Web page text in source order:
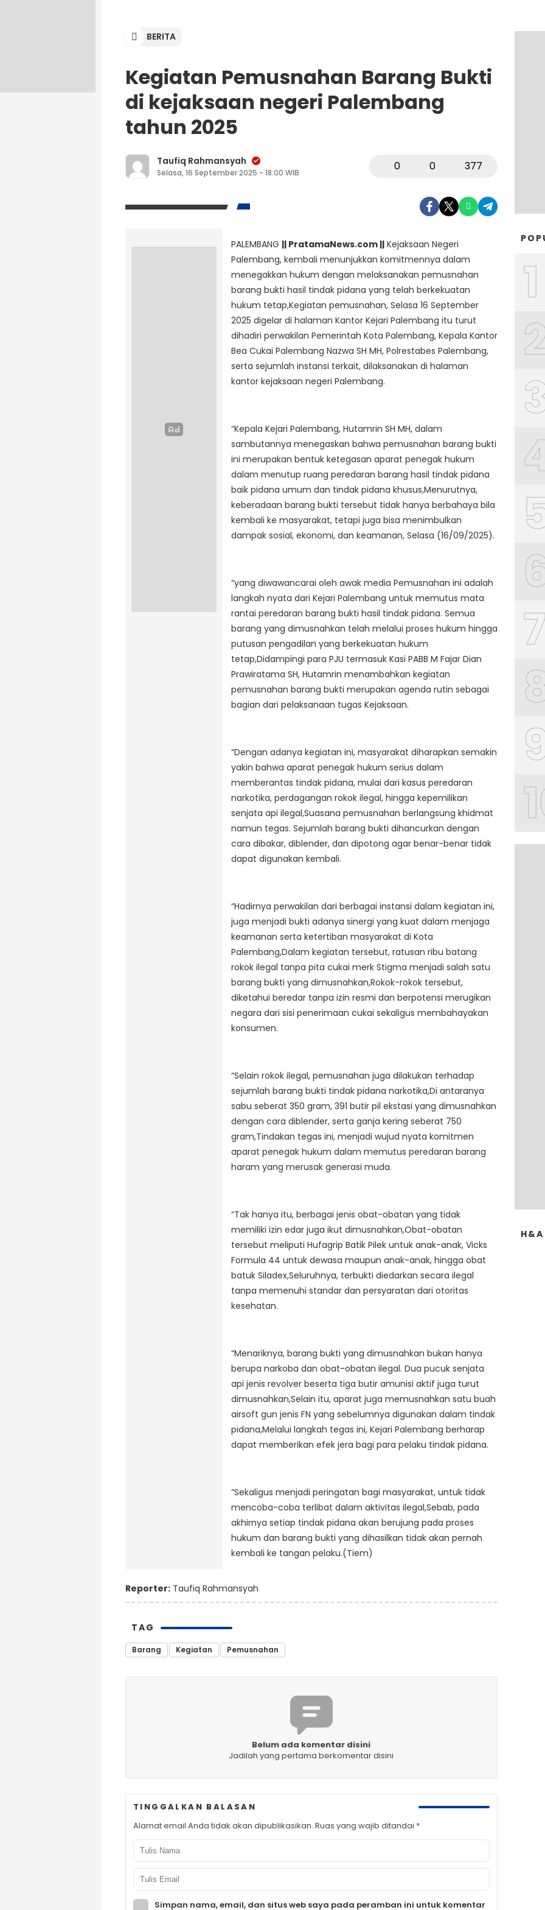
BERITA
Kegiatan Pemusnahan Barang Bukti
di kejaksaan negeri Palembang
tahun 2025
Taufiq Rahmansyah
Selasa, 16 September 2025 - 18:00 WIB 0 0 377
PALEMBANG || PratamaNews.com || Kejaksaan Negeri
Palembang, kembali menunjukkan komitmennya dalam
menegakkan hukum dengan melaksanakan pemusnahan
barang bukti hasil tindak pidana yang telah berkekuatan
hukum tetap,Kegiatan pemusnahan, Selasa 16 September
2025 digelar di halaman Kantor Kejari Palembang itu turut
dihadiri perwakilan Pemerintah Kota Palembang, Kepala Kantor
Bea Cukai Palembang Nazwa SH MH, Polrestabes Palembang,
serta sejumlah instansi terkait, dilaksanakan di halaman
kantor kejaksaan negeri Palembang.
“Kepala Kejari Palembang, Hutamrin SH MH, dalam
sambutannya menegaskan bahwa pemusnahan barang bukti
ini merupakan bentuk ketegasan aparat penegak hukum
dalam menutup ruang peredaran barang hasil tindak pidana
baik pidana umum dan tindak pidana khusus,Menurutnya,
keberadaan barang bukti tersebut tidak hanya berbahaya bila
kembali ke masyarakat, tetapi juga bisa menimbulkan
dampak sosial, ekonomi, dan keamanan, Selasa (16/09/2025).
“yang diwawancarai oleh awak media Pemusnahan ini adalah
langkah nyata dari Kejari Palembang untuk memutus mata
rantai peredaran barang bukti hasil tindak pidana. Semua
barang yang dimusnahkan telah melalui proses hukum hingga
putusan pengadilan yang berkekuatan hukum
tetap,Didampingi para PJU termasuk Kasi PABB M Fajar Dian
Prawiratama SH, Hutamrin menambahkan kegiatan
pemusnahan barang bukti merupakan agenda rutin sebagai
bagian dari pelaksanaan tugas Kejaksaan.
“Dengan adanya kegiatan ini, masyarakat diharapkan semakin
yakin bahwa aparat penegak hukum serius dalam
memberantas tindak pidana, mulai dari kasus peredaran
narkotika, perdagangan rokok ilegal, hingga kepemilikan
senjata api ilegal,Suasana pemusnahan berlangsung khidmat
namun tegas. Sejumlah barang bukti dihancurkan dengan
cara dibakar, diblender, dan dipotong agar benar-benar tidak
dapat digunakan kembali.
“Hadirnya perwakilan dari berbagai instansi dalam kegiatan ini,
juga menjadi bukti adanya sinergi yang kuat dalam menjaga
keamanan serta ketertiban masyarakat di Kota
Palembang,Dalam kegiatan tersebut, ratusan ribu batang
rokok ilegal tanpa pita cukai merk Stigma menjadi salah satu
barang bukti yang dimusnahkan,Rokok-rokok tersebut,
diketahui beredar tanpa izin resmi dan berpotensi merugikan
negara dari sisi penerimaan cukai sekaligus membahayakan
konsumen.
“Selain rokok ilegal, pemusnahan juga dilakukan terhadap
sejumlah barang bukti tindak pidana narkotika,Di antaranya
sabu seberat 350 gram, 391 butir pil ekstasi yang dimusnahkan
dengan cara diblender, serta ganja kering seberat 750
gram,Tindakan tegas ini, menjadi wujud nyata komitmen
aparat penegak hukum dalam memutus peredaran barang
haram yang merusak generasi muda.
“Tak hanya itu, berbagai jenis obat-obatan yang tidak
memiliki izin edar juga ikut dimusnahkan,Obat-obatan
tersebut meliputi Hufagrip Batik Pilek untuk anak-anak, Vicks
Formula 44 untuk dewasa maupun anak-anak, hingga obat
batuk Siladex,Seluruhnya, terbukti diedarkan secara ilegal
tanpa memenuhi standar dan persyaratan dari otoritas
kesehatan.
“Menariknya, barang bukti yang dimusnahkan bukan hanya
berupa narkoba dan obat-obatan ilegal. Dua pucuk senjata
api jenis revolver beserta tiga butir amunisi aktif juga turut
dimusnahkan,Selain itu, aparat juga memusnahkan satu buah
airsoft gun jenis FN yang sebelumnya digunakan dalam tindak
pidana,Melalui langkah tegas ini, Kejari Palembang berharap
dapat memberikan efek jera bagi para pelaku tindak pidana.
“Sekaligus menjadi peringatan bagi masyarakat, untuk tidak
mencoba-coba terlibat dalam aktivitas ilegal,Sebab, pada
akhirnya setiap tindak pidana akan berujung pada proses
hukum dan barang bukti yang dihasilkan tidak akan pernah
kembali ke tangan pelaku.(Tiem)
Reporter: Taufiq Rahmansyah
TAG
Barang Kegiatan Pemusnahan
Belum ada komentar disini
Jadilah yang pertama berkomentar disini
TINGGALKAN BALASAN
Alamat email Anda tidak akan dipublikasikan. Ruas yang wajib ditandai *
Simpan nama, email, dan situs web saya pada peramban ini untuk komentar
1
7
H&A